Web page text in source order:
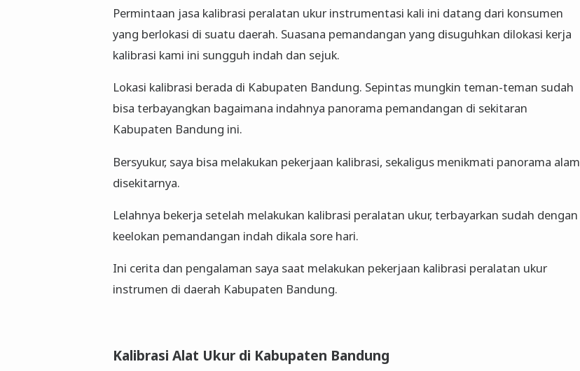
Permintaan jasa kalibrasi peralatan ukur instrumentasi kali ini datang dari konsumen
yang berlokasi di suatu daerah. Suasana pemandangan yang disuguhkan dilokasi kerja
kalibrasi kami ini sungguh indah dan sejuk.
Lokasi kalibrasi berada di Kabupaten Bandung. Sepintas mungkin teman-teman sudah
bisa terbayangkan bagaimana indahnya panorama pemandangan di sekitaran
Kabupaten Bandung ini.
Bersyukur, saya bisa melakukan pekerjaan kalibrasi, sekaligus menikmati panorama alam
disekitarnya.
Lelahnya bekerja setelah melakukan kalibrasi peralatan ukur, terbayarkan sudah dengan
keelokan pemandangan indah dikala sore hari.
Ini cerita dan pengalaman saya saat melakukan pekerjaan kalibrasi peralatan ukur
instrumen di daerah Kabupaten Bandung.
Kalibrasi Alat Ukur di Kabupaten Bandung